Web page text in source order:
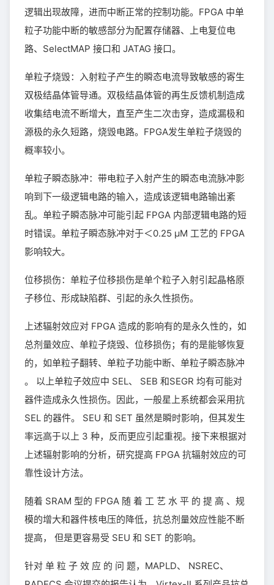
逻辑出现故障，进而中断正常的控制功能。FPGA 中单
粒子功能中断的敏感部分为配置存储器、上电复位电
路、SelectMAP 接口和 JATAG 接口。
单粒子烧毁：入射粒子产生的瞬态电流导致敏感的寄生
双极结晶体管导通。双极结晶体管的再生反馈机制造成
收集结电流不断增大，直至产生二次击穿，造成漏极和
源极的永久短路，烧毁电路。FPGA发生单粒子烧毁的
概率较小。
单粒子瞬态脉冲：带电粒子入射产生的瞬态电流脉冲影
响到下一级逻辑电路的输入，造成该逻辑电路输出紊
乱。单粒子瞬态脉冲可能引起 FPGA 内部逻辑电路的短
时错误。单粒子瞬态脉冲对于＜0.25 μM 工艺的 FPGA
影响较大。
位移损伤：单粒子位移损伤是单个粒子入射引起晶格原
子移位、形成缺陷群、引起的永久性损伤。
上述辐射效应对 FPGA 造成的影响有的是永久性的，如
总剂量效应、单粒子烧毁、位移损伤；有的是能够恢复
的，如单粒子翻转、单粒子功能中断、单粒子瞬态脉冲
。 以上单粒子效应中 SEL、 SEB 和SEGR 均有可能对
器件造成永久性损伤。因此，一般星上系统都会采用抗
SEL 的器件。 SEU 和 SET 虽然是瞬时影响，但其发生
率远高于以上 3 种，反而更应引起重视。接下来根据对
上述辐射影响的分析，研究提高 FPGA 抗辐射效应的可
靠性设计方法。
随着 SRAM 型的 FPGA 随 着 工 艺 水 平 的 提 高 、规
模的增大和器件核电压的降低，抗总剂量效应性能不断
提高， 但是更容易受 SEU 和 SET 的影响。
针对 单 粒 子 效 应 的 问 题，MAPLD、 NSREC、